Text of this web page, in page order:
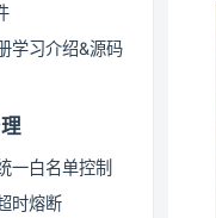
学习介绍&源码
一白名单控制
时熔断